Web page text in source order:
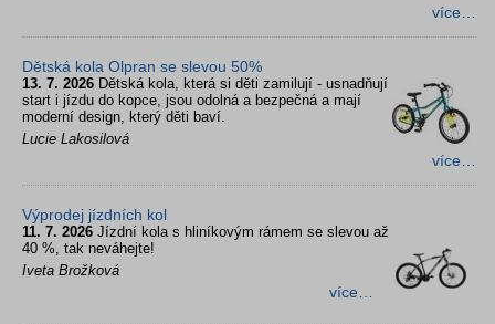
více…
Dětská kola Olpran se slevou 50%
13. 7. 2026 Dětská kola, která si děti zamilují - usnadňují
start i jízdu do kopce, jsou odolná a bezpečná a mají
moderní design, který děti baví.
Lucie Lakosilová
více…
Výprodej jízdních kol
11. 7. 2026 Jízdní kola s hliníkovým rámem se slevou až
40 %, tak neváhejte!
Iveta Brožková
více…